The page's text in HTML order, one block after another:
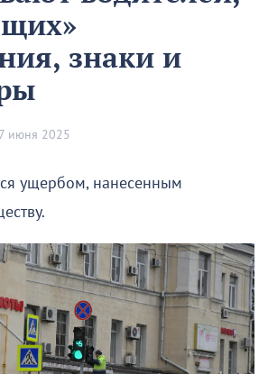
знаки и
7 июня 2025
ущербом, нанесенным